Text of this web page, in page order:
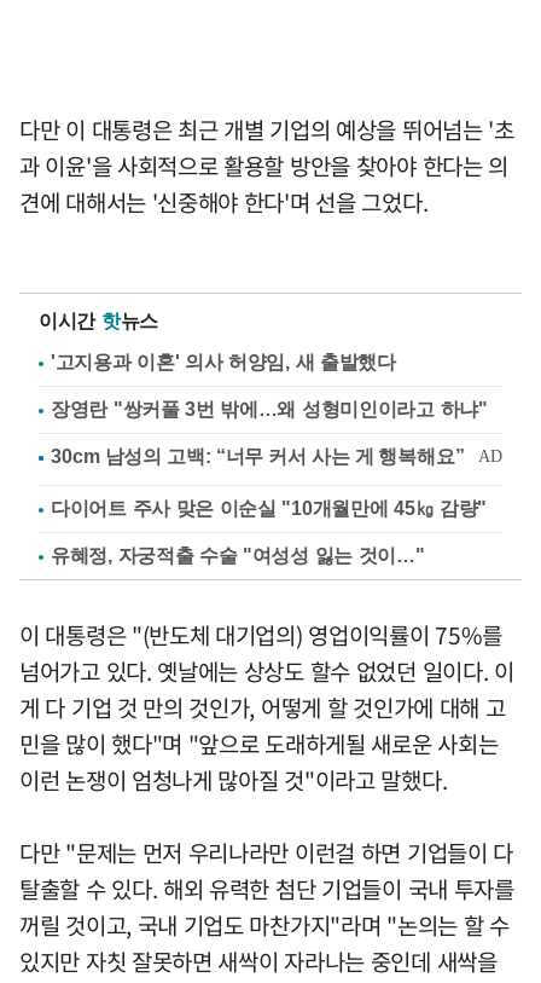
다만 이 대통령은 최근 개별 기업의 예상을 뛰어넘는 '초
과 이윤'을 사회적으로 활용할 방안을 찾아야 한다는 의
견에 대해서는 '신중해야 한다'며 선을 그었다.
이시간 핫뉴스
'고지용과 이혼' 의사 허양임, 새 출발했다
장영란 "쌍커풀 3번 밖에…왜 성형미인이라고 하냐"
다이어트 주사 맞은 이순실 "10개월만에 45㎏ 감량"
유혜정, 자궁적출 수술 "여성성 잃는 것이…"
이 대통령은 "(반도체 대기업의) 영업이익률이 75%를
넘어가고 있다. 옛날에는 상상도 할수 없었던 일이다. 이
게 다 기업 것 만의 것인가, 어떻게 할 것인가에 대해 고
민을 많이 했다"며 "앞으로 도래하게될 새로운 사회는
이런 논쟁이 엄청나게 많아질 것"이라고 말했다.
다만 "문제는 먼저 우리나라만 이런걸 하면 기업들이 다
탈출할 수 있다. 해외 유력한 첨단 기업들이 국내 투자를
꺼릴 것이고, 국내 기업도 마찬가지"라며 "논의는 할 수
있지만 자칫 잘못하면 새싹이 자라나는 중인데 새싹을